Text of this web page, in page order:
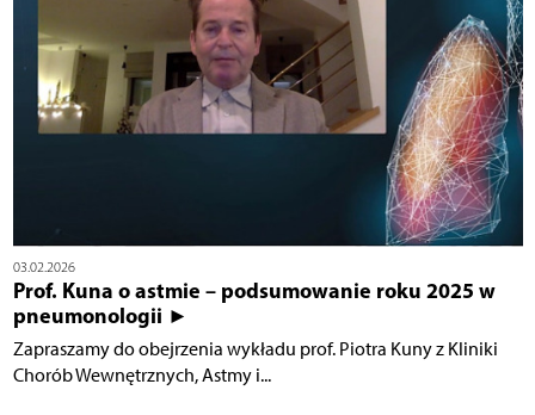
03.02.2026
Prof. Kuna o astmie – podsumowanie roku 2025 w
pneumonologii ►
Zapraszamy do obejrzenia wykładu prof. Piotra Kuny z Kliniki
Chorób Wewnętrznych, Astmy i...